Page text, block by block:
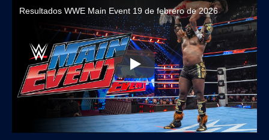
Resultados WWE Main Event 19 de febrero de 2026